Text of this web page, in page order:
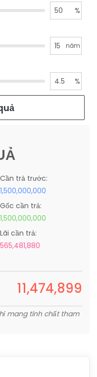
50
%
15
năm
4.5
%
Cần trả trước:
1,500,000,000
Gốc cần trả:
1,500,000,000
Lãi cần trả:
565,481,880
11,474,899
mang tính chất tham